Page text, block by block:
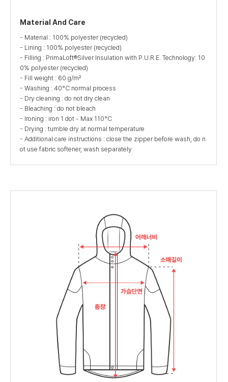
Material And Care
- Material : 100% polyester (recycled)
- Lining : 100% polyester (recycled)
- Filling : PrimaLoft®Silver Insulation with P.U.R.E. Technology: 10
0% polyester (recycled)
- Fill weight : 60 g/m²
- Washing : 40°C normal process
- Dry cleaning : do not dry clean
- Bleaching : do not bleach
- Ironing : iron 1 dot - Max 110°C
- Drying : tumble dry at normal temperature
- Additional care instructions : close the zipper before wash, do n
ot use fabric softener, wash separately